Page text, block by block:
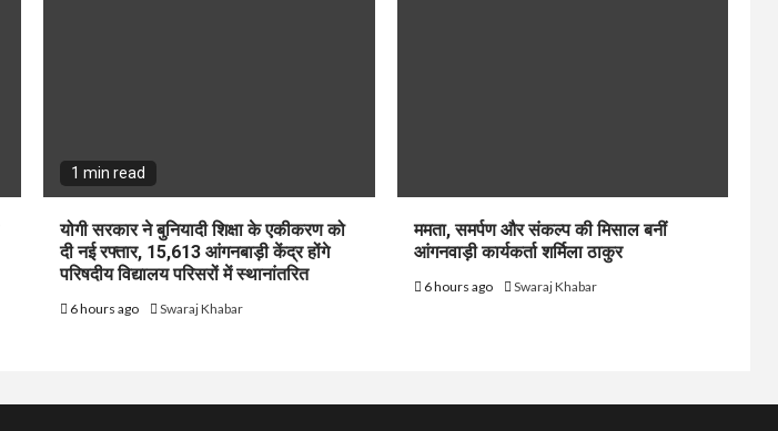
1 min read
योगी सरकार ने बुनियादी शिक्षा के एकीकरण को
दी नई रफ्तार, 15,613 आंगनबाड़ी केंद्र होंगे
परिषदीय विद्यालय परिसरों में स्थानांतरित
6 hours ago Swaraj Khabar
ममता, समर्पण और संकल्प की मिसाल बनीं
आंगनवाड़ी कार्यकर्ता शर्मिला ठाकुर
6 hours ago Swaraj Khabar